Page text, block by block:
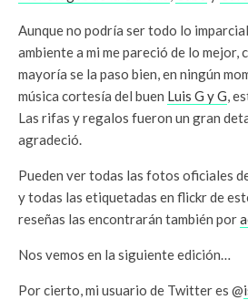
Aunque no podría ser todo lo
ambiente a mi me pareció de lo mejor,
mayoría se la paso bien, en ningún
música cortesía del buen Luis G y G ,
Las rifas y regalos fueron un gran
agradeció.
Pueden ver todas las fotos oficiales
y todas las etiquetadas en flickr de
reseñas las encontrarán también por
Nos vemos en la siguiente edición…
Por cierto, mi usuario de Twitter es @